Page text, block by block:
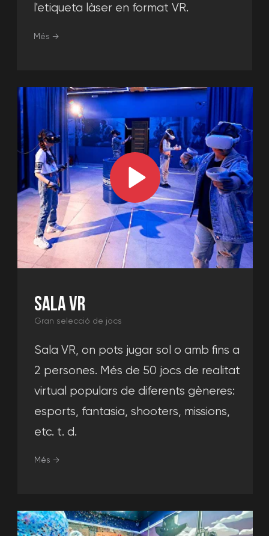
+34
En fer clic al botó "Obtén una consulta",
Deixa una sol·licitud i el nostre
responsable es posarà en
contacte amb tu, respondrà totes
les teves preguntes i calcularà el
cost de l'esdeveniment.